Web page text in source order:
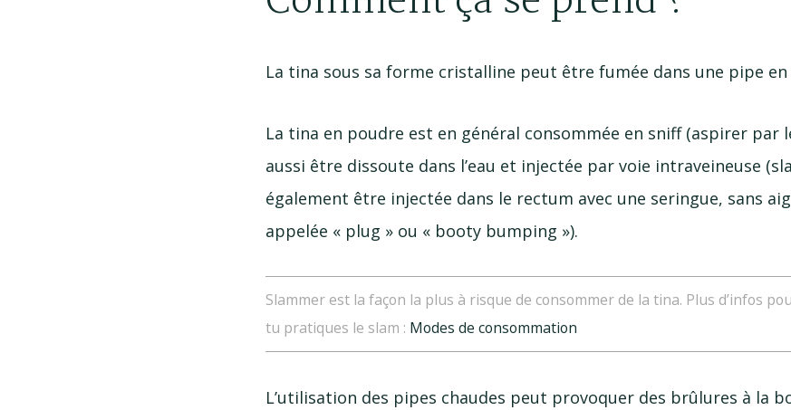
La tina sous sa forme cristalline peut être fumée dans une pipe en
La tina en poudre est en général consommée en sniff (aspirer par
aussi être dissoute dans l’eau et injectée par voie intraveineuse
également être injectée dans le rectum avec une seringue, sans
appelée « plug » ou « booty bumping »).
Slammer est la façon la plus à risque de consommer de la tina. Plus d’infos
tu pratiques le slam : Modes de consommation
L’utilisation des pipes chaudes peut provoquer des brûlures à la